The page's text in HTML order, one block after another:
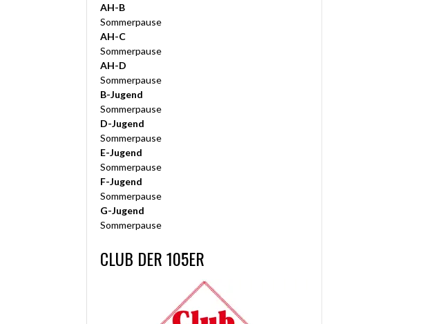
AH-B
Sommerpause
AH-C
Sommerpause
AH-D
Sommerpause
B-Jugend
Sommerpause
D-Jugend
Sommerpause
E-Jugend
Sommerpause
F-Jugend
Sommerpause
G-Jugend
Sommerpause
CLUB DER 105ER